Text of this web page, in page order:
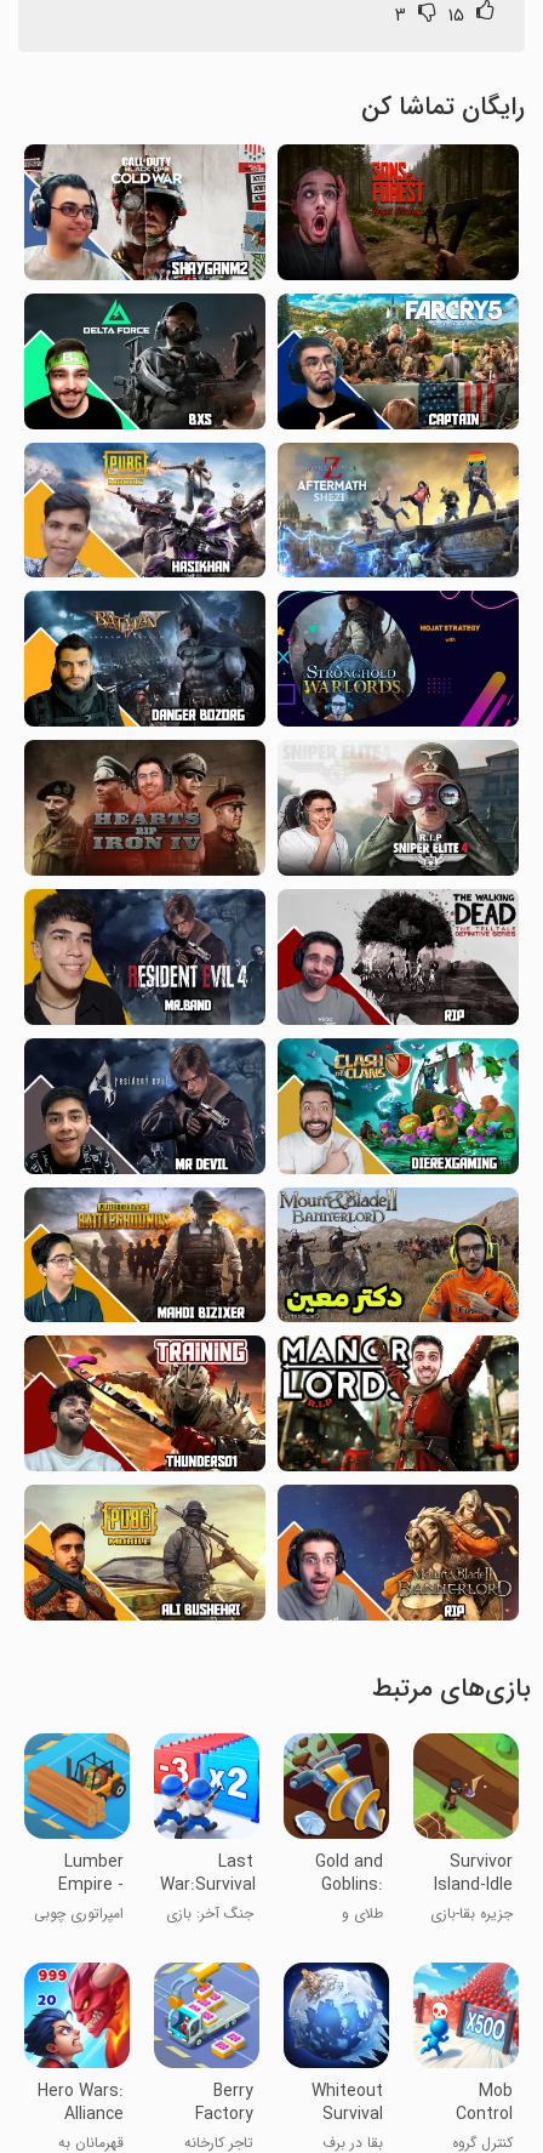
۱۵ ۳
رایگان تماشا کن
بازی‌های مرتبط
Survivor
Island-Idle
Game
جزیره بقا-بازی
Gold and
Goblins:
Mining
Games
طلای و
بی‌کار
Last
War:Survival
Game
جنگ آخر: بازی
Lumber
Empire -
Idle Games
امپراتوری چوبی
تایکون
Mob
Control
کنترل گروه
Whiteout
Survival
بقا در برف
Berry
Factory
Tycoon
تاجر کارخانه
Hero Wars:
Alliance
RPG Legend
قهرمانان به